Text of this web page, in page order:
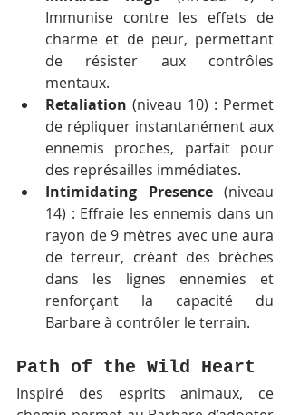
Immunise contre les effets de
charme et de peur, permettant
de résister aux contrôles
mentaux.
Retaliation (niveau 10) : Permet
de répliquer instantanément aux
ennemis proches, parfait pour
des représailles immédiates.
Intimidating Presence (niveau
14) : Effraie les ennemis dans un
rayon de 9 mètres avec une aura
de terreur, créant des brèches
dans les lignes ennemies et
renforçant la capacité du
Barbare à contrôler le terrain.
Path of the Wild Heart
Inspiré des esprits animaux, ce